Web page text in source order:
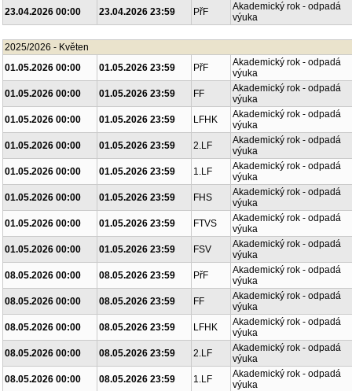
23.04.2026 00:00
23.04.2026 23:59 PřF
Akademický rok - odpadá
výuka
2025/2026 - Květen
01.05.2026 00:00
01.05.2026 23:59 PřF
Akademický rok - odpadá
výuka
01.05.2026 00:00
01.05.2026 23:59 FF
Akademický rok - odpadá
výuka
01.05.2026 00:00
01.05.2026 23:59 LFHK
Akademický rok - odpadá
výuka
01.05.2026 00:00
01.05.2026 23:59 2.LF
Akademický rok - odpadá
výuka
01.05.2026 00:00
01.05.2026 23:59 1.LF
Akademický rok - odpadá
výuka
01.05.2026 00:00
01.05.2026 23:59 FHS
Akademický rok - odpadá
výuka
01.05.2026 00:00
01.05.2026 23:59 FTVS
Akademický rok - odpadá
výuka
01.05.2026 00:00
01.05.2026 23:59 FSV
Akademický rok - odpadá
výuka
08.05.2026 00:00
08.05.2026 23:59 PřF
Akademický rok - odpadá
výuka
08.05.2026 00:00
08.05.2026 23:59 FF
Akademický rok - odpadá
výuka
08.05.2026 00:00
08.05.2026 23:59 LFHK
Akademický rok - odpadá
výuka
08.05.2026 00:00
08.05.2026 23:59 2.LF
Akademický rok - odpadá
výuka
08.05.2026 00:00
08.05.2026 23:59 1.LF
Akademický rok - odpadá
výuka